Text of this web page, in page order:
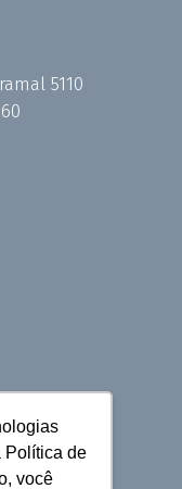
Política de
você
5110